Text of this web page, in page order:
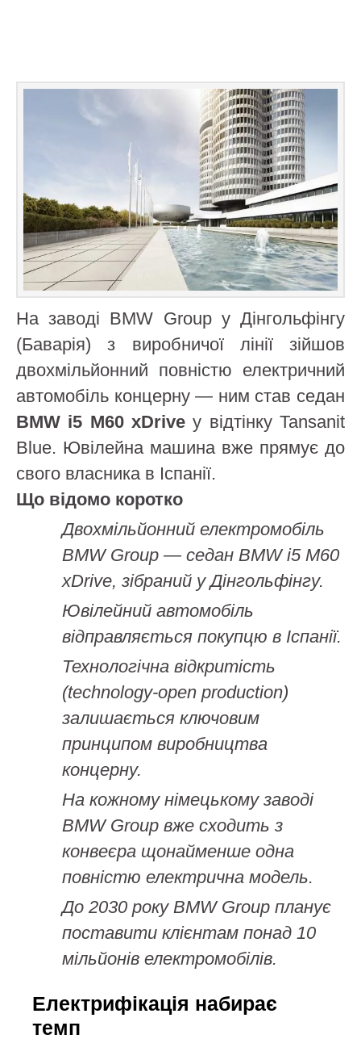
На заводі BMW Group у Дінгольфінгу
(Баварія) з виробничої лінії зійшов
двохмільйонний повністю електричний
автомобіль концерну — ним став седан
BMW i5 M60 xDrive у відтінку Tansanit
Blue. Ювілейна машина вже прямує до
свого власника в Іспанії.
Що відомо коротко
Двохмільйонний електромобіль
BMW Group — седан BMW i5 M60
xDrive, зібраний у Дінгольфінгу.
Ювілейний автомобіль
відправляється покупцю в Іспанії.
Технологічна відкритість
(technology-open production)
залишається ключовим
принципом виробництва
концерну.
На кожному німецькому заводі
BMW Group вже сходить з
конвеєра щонайменше одна
повністю електрична модель.
До 2030 року BMW Group планує
поставити клієнтам понад 10
мільйонів електромобілів.
Електрифікація набирає
темп